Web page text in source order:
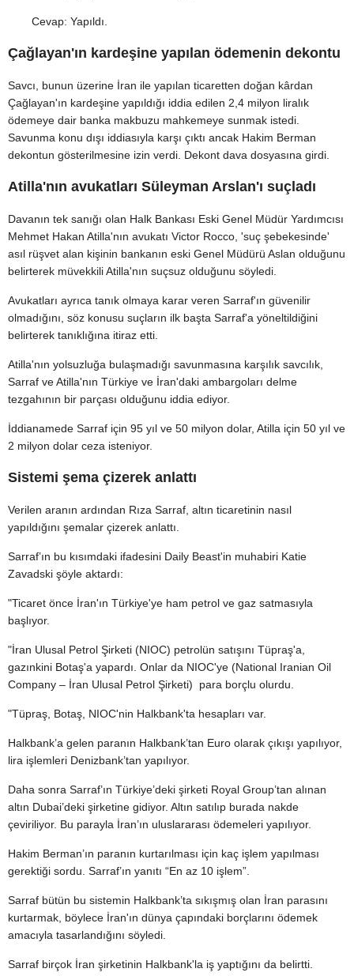
Cevap: Yapıldı.
Çağlayan'ın kardeşine yapılan ödemenin dekontu
Savcı, bunun üzerine İran ile yapılan ticaretten doğan kârdan
Çağlayan'ın kardeşine yapıldığı iddia edilen 2,4 milyon liralık
ödemeye dair banka makbuzu mahkemeye sunmak istedi.
Savunma konu dışı iddiasıyla karşı çıktı ancak Hakim Berman
dekontun gösterilmesine izin verdi. Dekont dava dosyasına girdi.
Atilla'nın avukatları Süleyman Arslan'ı suçladı
Davanın tek sanığı olan Halk Bankası Eski Genel Müdür Yardımcısı
Mehmet Hakan Atilla'nın avukatı Victor Rocco, 'suç şebekesinde'
asıl rüşvet alan kişinin bankanın eski Genel Müdürü Aslan olduğunu
belirterek müvekkili Atilla'nın suçsuz olduğunu söyledi.
Avukatları ayrıca tanık olmaya karar veren Sarraf'ın güvenilir
olmadığını, söz konusu suçların ilk başta Sarraf'a yöneltildiğini
belirterek tanıklığına itiraz etti.
Atilla'nın yolsuzluğa bulaşmadığı savunmasına karşılık savcılık,
Sarraf ve Atilla'nın Türkiye ve İran'daki ambargoları delme
tezgahının bir parçası olduğunu iddia ediyor.
İddianamede Sarraf için 95 yıl ve 50 milyon dolar, Atilla için 50 yıl ve
2 milyon dolar ceza isteniyor.
Sistemi şema çizerek anlattı
Verilen aranın ardından Rıza Sarraf, altın ticaretinin nasıl
yapıldığını şemalar çizerek anlattı.
Sarraf’ın bu kısımdaki ifadesini Daily Beast'in muhabiri Katie
Zavadski şöyle aktardı:
"Ticaret önce İran'ın Türkiye'ye ham petrol ve gaz satmasıyla
başlıyor.
"İran Ulusal Petrol Şirketi (NIOC) petrolün satışını Tüpraş'a,
gazınkini Botaş'a yapardı. Onlar da NIOC'ye (National Iranian Oil
Company – İran Ulusal Petrol Şirketi) para borçlu olurdu.
"Tüpraş, Botaş, NIOC'nin Halkbank'ta hesapları var.
Halkbank’a gelen paranın Halkbank’tan Euro olarak çıkışı yapılıyor,
lira işlemleri Denizbank’tan yapılıyor.
Daha sonra Sarraf’ın Türkiye’deki şirketi Royal Group’tan alınan
altın Dubai’deki şirketine gidiyor. Altın satılıp burada nakde
çeviriliyor. Bu parayla İran’ın uluslararası ödemeleri yapılıyor.
Hakim Berman’ın paranın kurtarılması için kaç işlem yapılması
gerektiği sordu. Sarraf’ın yanıtı “En az 10 işlem”.
Sarraf bütün bu sistemin Halkbank’ta sıkışmış olan İran parasını
kurtarmak, böylece İran'ın dünya çapındaki borçlarını ödemek
amacıyla tasarlandığını söyledi.
Sarraf birçok İran şirketinin Halkbank'la iş yaptığını da belirtti.